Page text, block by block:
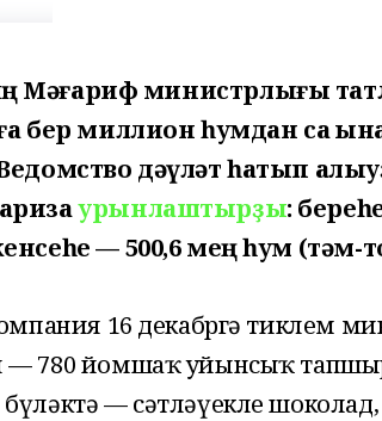
Мәғариф министрлығы
бер миллион һумдан саҡ
дәүләт һатып
урынлаштырҙы:
— 500,6 мең һум (тәм-
16 декабргә тиклем
— 780 йомшаҡ уйынсыҡ
— сәтләүекле